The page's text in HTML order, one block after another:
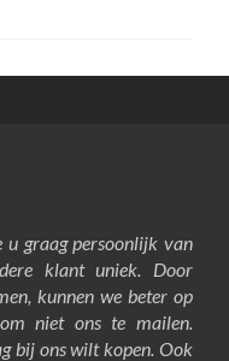
graag persoonlijk van
klant uniek. Door
kunnen we beter op
niet ons te mailen.
bij ons wilt kopen. Ook